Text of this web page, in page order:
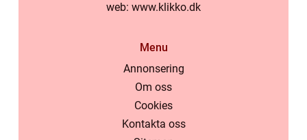
web: www.klikko.dk
Menu
Annonsering
Om oss
Cookies
Kontakta oss